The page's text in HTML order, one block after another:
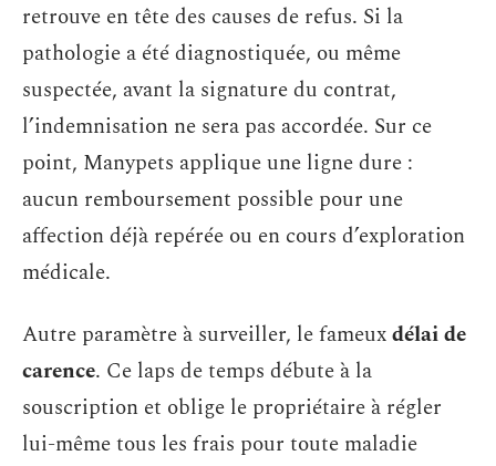
retrouve en tête des causes de refus. Si la
pathologie a été diagnostiquée, ou même
suspectée, avant la signature du contrat,
l’indemnisation ne sera pas accordée. Sur ce
point, Manypets applique une ligne dure :
aucun remboursement possible pour une
affection déjà repérée ou en cours d’exploration
médicale.
Autre paramètre à surveiller, le fameuxdélai de
carence. Ce laps de temps débute à la
souscription et oblige le propriétaire à régler
lui-même tous les frais pour toute maladie